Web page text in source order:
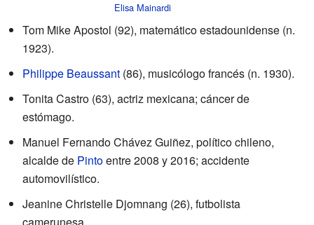
Elisa Mainardi
Tom Mike Apostol (92), matemático estadounidense (n.
1923).
Philippe Beaussant (86), musicólogo francés (n. 1930).
Tonita Castro (63), actriz mexicana; cáncer de
estómago.
Manuel Fernando Chávez Guiñez, político chileno,
alcalde de Pintoentre 2008 y 2016; accidente
automovilístico.
Jeanine Christelle Djomnang (26), futbolista
camerunesa.